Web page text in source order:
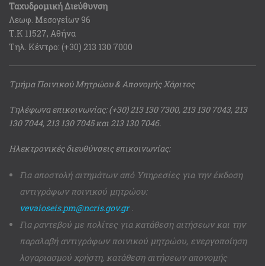
Ταχυδρομική Διεύθυνση
Λεωφ. Μεσογείων 96
Τ.Κ 11527, Αθήνα
Τηλ. Κέντρο: (+30) 213 130 7000
Τμήμα Ποινικού Μητρώου & Απονομής Χάριτος
Τηλέφωνα επικοινωνίας: (+30) 213 130 7300, 213 130 7043, 213
130 7044, 213 130 7045 και 213 130 7046.
Ηλεκτρονικές διευθύνσεις επικοινωνίας:
Για αποστολή αιτημάτων από Υπηρεσίες για την έκδοση
αντιγράφων ποινικού μητρώου:
vevaioseis.pm@ncris.gov.gr.
Για ραντεβού με πολίτες για κατάθεση αιτήσεων και την
παραλαβή αντιγράφων ποινικού μητρώου, ενεργοποίηση
λογαριασμού χρήστη, κατάθεση αιτήσεων απονομής